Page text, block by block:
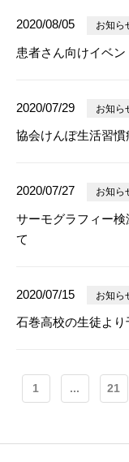
2020/08/05 お知ら
患者さん向けイベ
2020/07/29 お知ら
協会けんぽ生活習
2020/07/27 お知ら
サーモグラフィー
て
2020/07/15 お知ら
石巻高校の生徒よ
1 ... 21